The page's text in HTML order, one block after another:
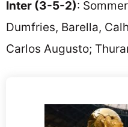
Inter (3-5-2):
Dumfries, Barella,
Carlos Augusto;